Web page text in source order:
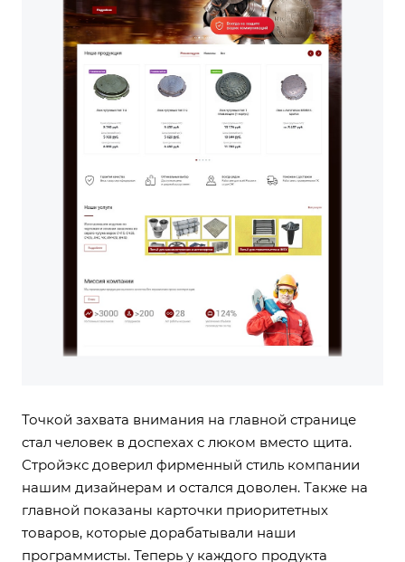
Точкой захвата внимания на главной странице
стал человек в доспехах с люком вместо щита.
Стройэкс доверил фирменный стиль компании
нашим дизайнерам и остался доволен. Также на
главной показаны карточки приоритетных
товаров, которые дорабатывали наши
программисты. Теперь у каждого продукта